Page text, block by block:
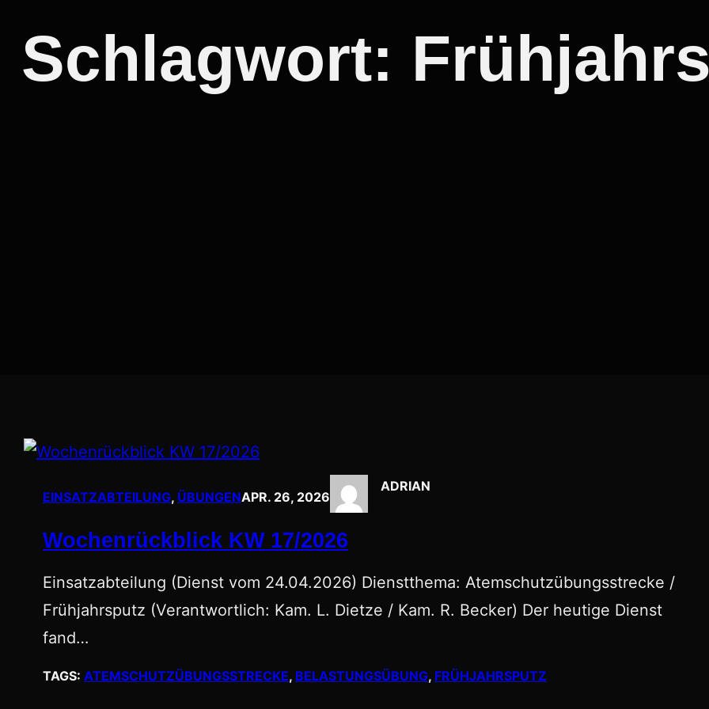
Schlagwort:
EINSATZABTEILUNG, ÜBUNGENAPR. 26, 2026
ADRIAN
Wochenrückblick KW 17/2026
Einsatzabteilung (Dienst vom 24.04.2026) Dienstthema: Atemschutzübungsstrecke /
Frühjahrsputz (Verantwortlich: Kam. L. Dietze / Kam. R. Becker) Der heutige Dienst
fand…
TAGS: ATEMSCHUTZÜBUNGSSTRECKE, BELASTUNGSÜBUNG, FRÜHJAHRSPUTZ